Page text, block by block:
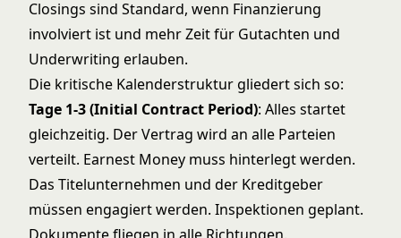
Closings sind Standard, wenn Finanzierung
involviert ist und mehr Zeit für Gutachten und
Underwriting erlauben.
Die kritische Kalenderstruktur gliedert sich so:
Tage 1-3 (Initial Contract Period): Alles startet
gleichzeitig. Der Vertrag wird an alle Parteien
verteilt. Earnest Money muss hinterlegt werden.
Das Titelunternehmen und der Kreditgeber
müssen engagiert werden. Inspektionen geplant.